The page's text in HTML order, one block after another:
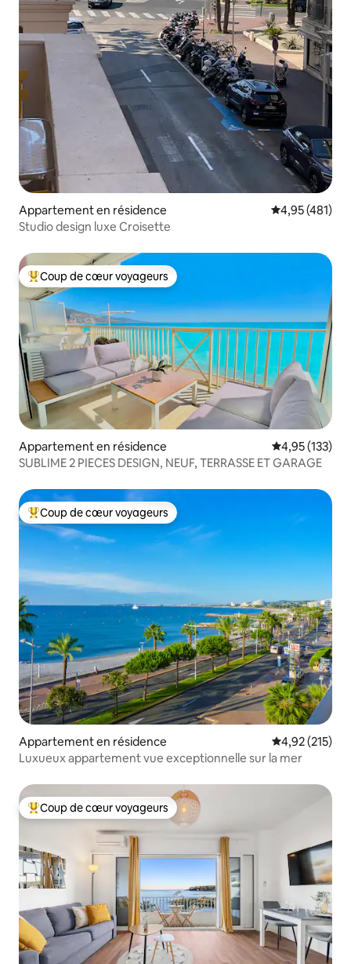
Appartement en résidence Évaluation
4,95 (481)
Studio design luxe Croisette
Coups de cœur voyageurs les plus appréciés
Coup de cœur voyageurs
Appartement en résidence Évaluation
4,95 (133)
SUBLIME 2 PIECES DESIGN, NEUF, TERRASSE ET GARAGE
Coups de cœur voyageurs les plus appréciés
Coup de cœur voyageurs
Appartement en résidence Évaluation
4,92 (215)
Luxueux appartement vue exceptionnelle sur la mer
Coups de cœur voyageurs les plus appréciés
Coup de cœur voyageurs